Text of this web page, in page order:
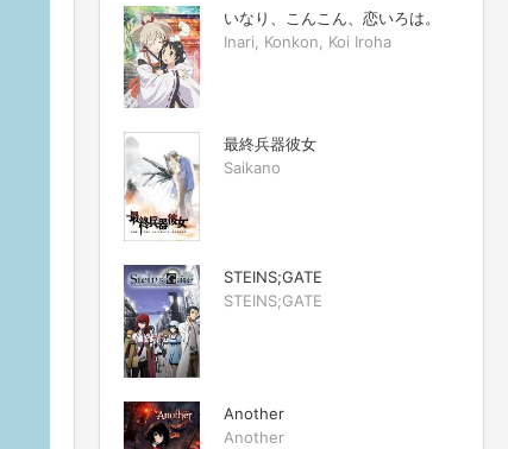
いなり、こんこん、恋いろは。
Inari, Konkon, Koi Iroha
最終兵器彼女
Saikano
STEINS;GATE
STEINS;GATE
Another
Another